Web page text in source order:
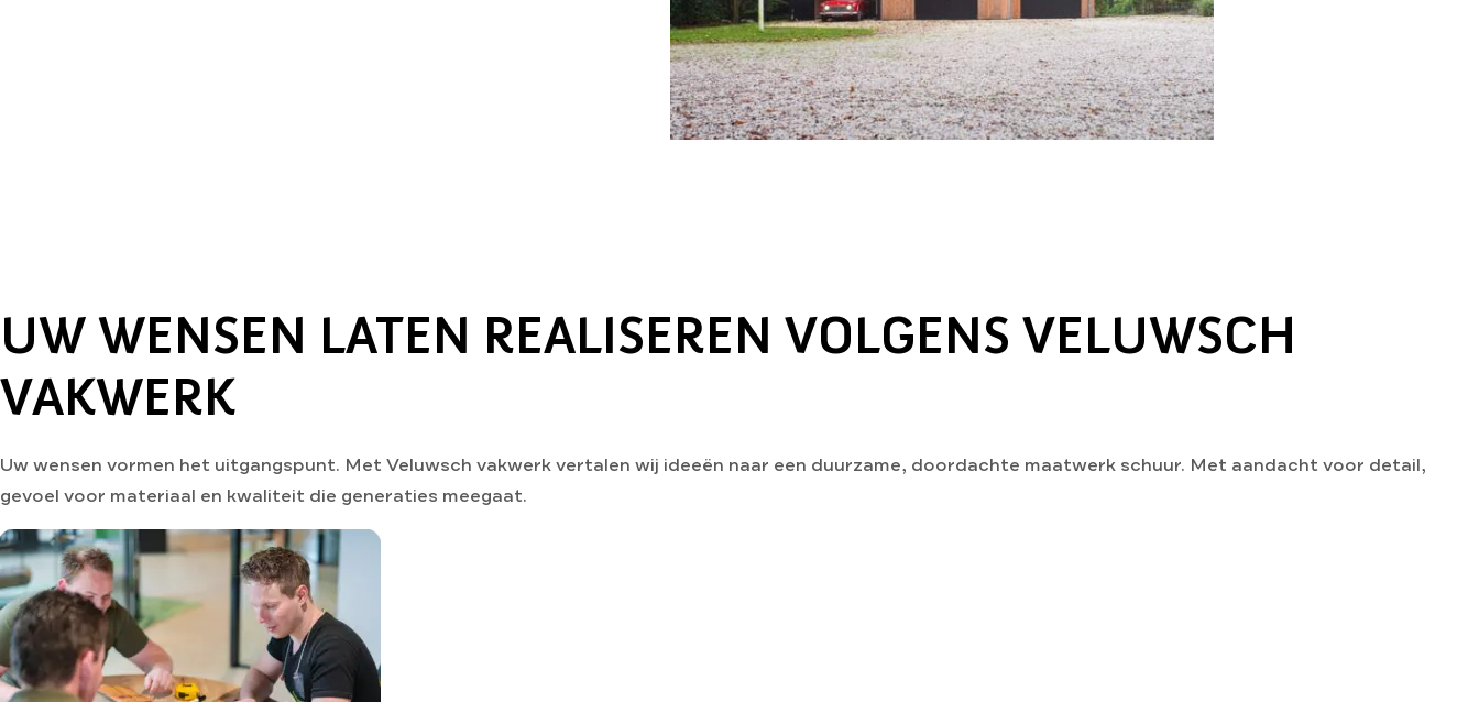
UW WENSEN LATEN REALISEREN VOLGENS VELUWSCH
VAKWERK
Uw wensen vormen het uitgangspunt. Met Veluwsch vakwerk vertalen wij ideeën naar een duurzame, doordachte maatwerk schuur. Met aandacht voor detail,
gevoel voor materiaal en kwaliteit die generaties meegaat.